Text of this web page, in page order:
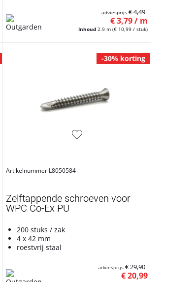
Inhoud 2.9 m (€ 10,99 / stuk)
€ 3,79 / m
adviesprijs € 4,49
-30% korting
Artikelnummer L8050584
Zelftappende schroeven voor
WPC Co-Ex PU
200 stuks / zak
4 x 42 mm
roestvrij staal
€ 20,99
adviesprijs € 29,90